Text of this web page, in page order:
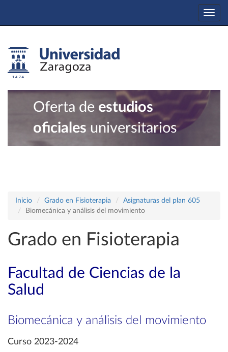
Oferta de estudios
oficiales universitarios
Inicio Grado en Fisioterapia
Asignaturas del plan 605
Biomecánica y análisis del movimiento
Grado en Fisioterapia
Facultad de Ciencias de la
Salud
Biomecánica y análisis del movimiento
Curso 2023-2024